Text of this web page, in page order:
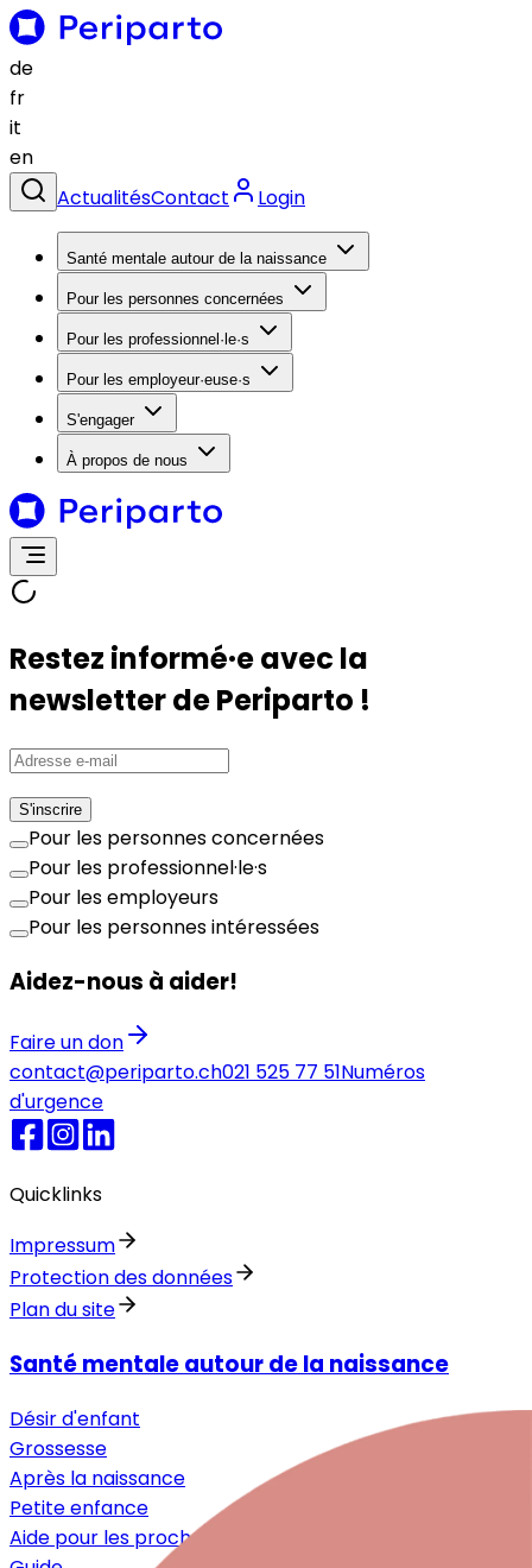
de
fr
it
en
ActualitésContact Login
Santé mentale autour de la naissance
Pour les personnes concernées
Pour les professionnel·le·s
Pour les employeur·euse·s
S'engager
À propos de nous
Restez informé·e avec la
newsletter de Periparto !
S'inscrire
Pour les personnes concernées
Pour les professionnel·le·s
Pour les employeurs
Pour les personnes intéressées
Aidez-nous à aider!
Faire un don
contact@periparto.ch021 525 77 51Numéros
d'urgence
Quicklinks
Impressum
Protection des données
Plan du site
Santé mentale autour de la naissance
Désir d'enfant
Grossesse
Après la naissance
Petite enfance
Aide pour les proches